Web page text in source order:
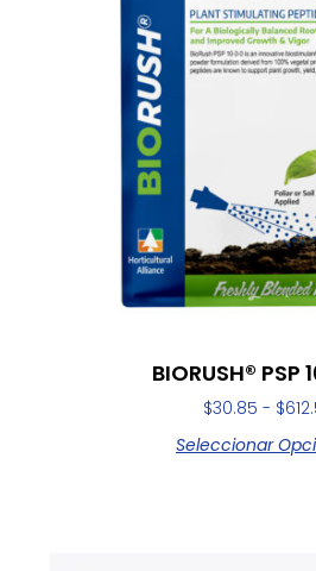
BIORUSH®
$30.85 - $
Seleccionar